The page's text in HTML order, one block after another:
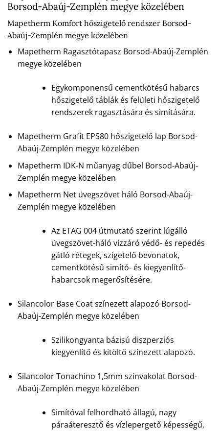
Borsod-Abaúj-Zemplén megye közelében
Mapetherm Komfort hőszigetelő rendszer Borsod-
Abaúj-Zemplén megye közelében
Mapetherm Ragasztótapasz Borsod-Abaúj-Zemplén
megye közelében
Egykomponensű cementkötésű habarcs
hőszigetelő táblák és felületi hőszigetelő
rendszerek ragasztására és simítására.
Mapetherm Grafit EPS80 hőszigetelő lap Borsod-
Abaúj-Zemplén megye közelében
Mapetherm IDK-N műanyag dűbel Borsod-Abaúj-
Zemplén megye közelében
Mapetherm Net üvegszövet háló Borsod-Abaúj-
Zemplén megye közelében
Az ETAG 004 útmutató szerint lúgálló
üvegszövet-háló vízzáró védő- és repedés
gátló rétegek, szigetelő bevonatok,
cementkötésű simító- és kiegyenlítő-
habarcsok megerősítésére.
Silancolor Base Coat színezett alapozó Borsod-
Abaúj-Zemplén megye közelében
Szilikongyanta bázisú diszperziós
kiegyenlítő és kitöltő színezett alapozó.
Silancolor Tonachino 1,5mm színvakolat Borsod-
Abaúj-Zemplén megye közelében
Simítóval felhordható állagú, nagy
páraáteresztő és vízlepergető képességű,